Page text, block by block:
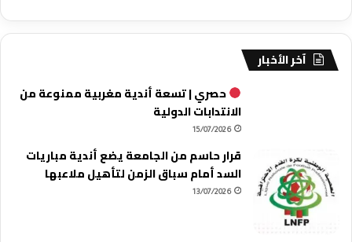
آخر الأخبار
حصري | تسعة أندية مغربية ممنوعة من
الانتدابات الدولية
15/07/2026
قرار حاسم من الجامعة يضع أندية مباريات
السد أمام سباق الزمن لتأهيل ملاعبها
13/07/2026